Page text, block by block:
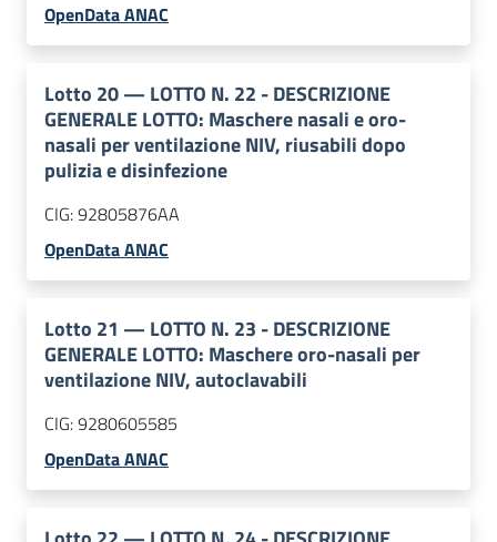
OpenData ANAC
Lotto 20— LOTTO N. 22 - DESCRIZIONE
GENERALE LOTTO: Maschere nasali e oro-
nasali per ventilazione NIV, riusabili dopo
pulizia e disinfezione
CIG:92805876AA
OpenData ANAC
Lotto 21 — LOTTO N. 23 - DESCRIZIONE
GENERALE LOTTO: Maschere oro-nasali per
ventilazione NIV, autoclavabili
CIG:9280605585
OpenData ANAC